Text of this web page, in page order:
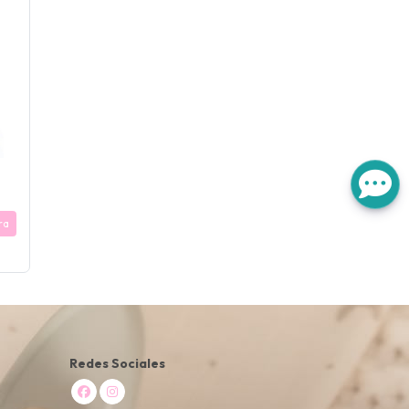
Redes Sociales